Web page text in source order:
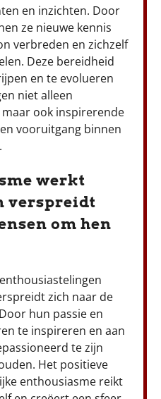
en inzichten. Door
ze nieuwe kennis
verbreden en zichzelf
Deze bereidheid
en te evolueren
niet alleen
ook inspirerende
vooruitgang binnen
werkt
verspreidt
om hen
zich naar de
hun passie en
te inspireren en aan
te zijn
Het positieve
enthousiasme reikt